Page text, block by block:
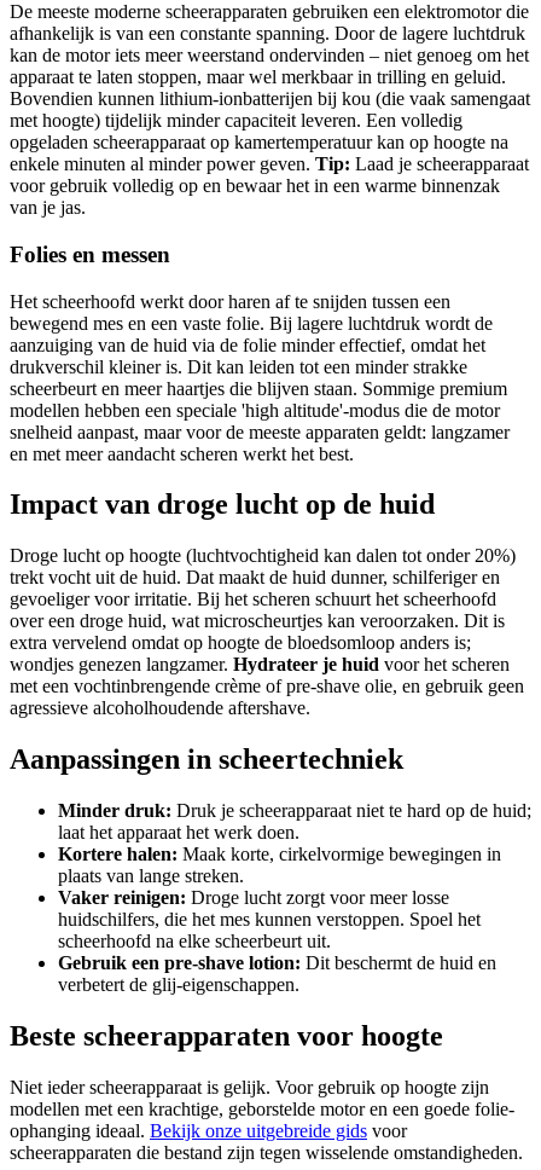
De meeste moderne scheerapparaten gebruiken een elektromotor die
afhankelijk is van een constante spanning. Door de lagere luchtdruk
kan de motor iets meer weerstand ondervinden – niet genoeg om het
apparaat te laten stoppen, maar wel merkbaar in trilling en geluid.
Bovendien kunnen lithium-ionbatterijen bij kou (die vaak samengaat
met hoogte) tijdelijk minder capaciteit leveren. Een volledig
opgeladen scheerapparaat op kamertemperatuur kan op hoogte na
enkele minuten al minder power geven. Tip: Laad je scheerapparaat
voor gebruik volledig op en bewaar het in een warme binnenzak
van je jas.
Folies en messen
Het scheerhoofd werkt door haren af te snijden tussen een
bewegend mes en een vaste folie. Bij lagere luchtdruk wordt de
aanzuiging van de huid via de folie minder effectief, omdat het
drukverschil kleiner is. Dit kan leiden tot een minder strakke
scheerbeurt en meer haartjes die blijven staan. Sommige premium
modellen hebben een speciale 'high altitude'-modus die de motor
snelheid aanpast, maar voor de meeste apparaten geldt: langzamer
en met meer aandacht scheren werkt het best.
Impact van droge lucht op de huid
Droge lucht op hoogte (luchtvochtigheid kan dalen tot onder 20%)
trekt vocht uit de huid. Dat maakt de huid dunner, schilferiger en
gevoeliger voor irritatie. Bij het scheren schuurt het scheerhoofd
over een droge huid, wat microscheurtjes kan veroorzaken. Dit is
extra vervelend omdat op hoogte de bloedsomloop anders is;
wondjes genezen langzamer. Hydrateer je huid voor het scheren
met een vochtinbrengende crème of pre-shave olie, en gebruik geen
agressieve alcoholhoudende aftershave.
Aanpassingen in scheertechniek
Minder druk: Druk je scheerapparaat niet te hard op de huid;
laat het apparaat het werk doen.
Kortere halen: Maak korte, cirkelvormige bewegingen in
plaats van lange streken.
Vaker reinigen: Droge lucht zorgt voor meer losse
huidschilfers, die het mes kunnen verstoppen. Spoel het
scheerhoofd na elke scheerbeurt uit.
Gebruik een pre-shave lotion: Dit beschermt de huid en
verbetert de glij-eigenschappen.
Beste scheerapparaten voor hoogte
Niet ieder scheerapparaat is gelijk. Voor gebruik op hoogte zijn
modellen met een krachtige, geborstelde motor en een goede folie-
ophanging ideaal. Bekijk onze uitgebreide gids voor
scheerapparaten die bestand zijn tegen wisselende omstandigheden.